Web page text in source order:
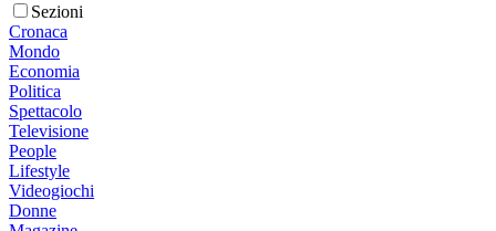
Sezioni
Cronaca
Mondo
Economia
Politica
Spettacolo
Televisione
People
Lifestyle
Videogiochi
Donne